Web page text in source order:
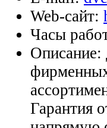
Web-сайт:
Часы
Описание:
Гарантия